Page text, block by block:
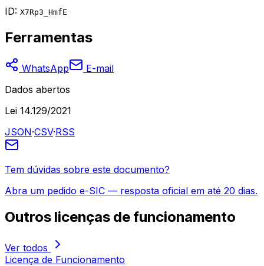
ID: X7Rp3_HmfE
Ferramentas
WhatsApp
E-mail
Dados abertos
Lei 14.129/2021
JSON·CSV·RSS
Tem dúvidas sobre este documento?
Abra um pedido e-SIC — resposta oficial em até 20 dias.
Outros licenças de funcionamento
Ver todos
Licença de Funcionamento